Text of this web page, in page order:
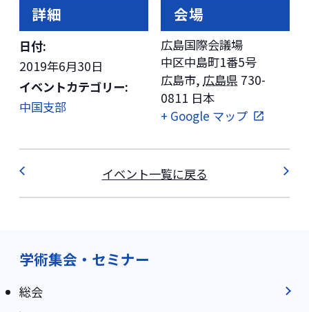
詳細
日付:
2019年6月30日
イベントカテゴリー:
中国支部
会場
広島国際会議場
中区中島町1番5号
広島市, 広島県 730-
0811 日本
+ Google マップ
イベント一覧に戻る
学術集会・セミナー
総会